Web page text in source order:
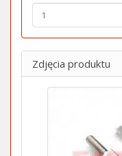
Zdjęcia produktu